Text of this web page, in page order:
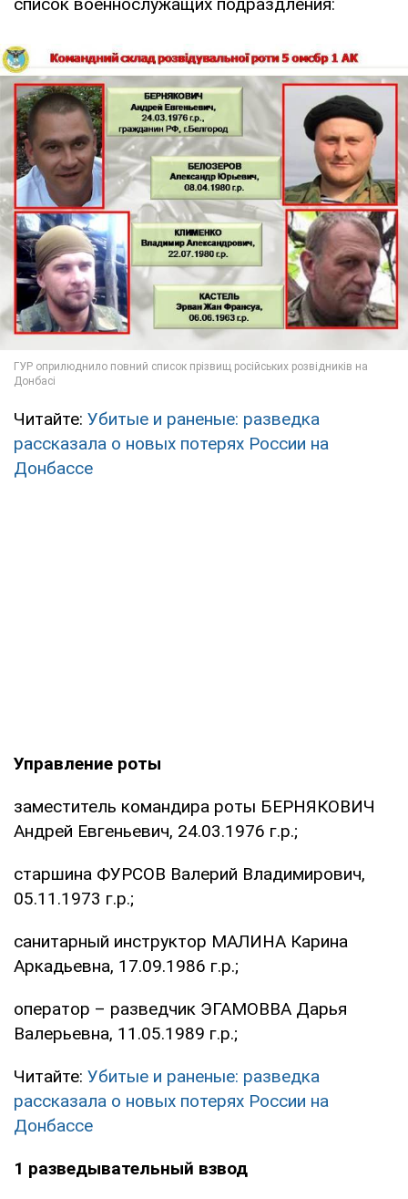
Читайте: Убитые и раненые: разведка
рассказала о новых потерях России на
Донбассе
Управление роты
заместитель командира роты БЕРНЯКОВИЧ
Андрей Евгеньевич, 24.03.1976 г.р.;
старшина ФУРСОВ Валерий Владимирович,
05.11.1973 г.р.;
санитарный инструктор МАЛИНА Карина
Аркадьевна, 17.09.1986 г.р.;
оператор – разведчик ЭГАМОВВА Дарья
Валерьевна, 11.05.1989 г.р.;
Читайте: Убитые и раненые: разведка
рассказала о новых потерях России на
Донбассе
1 разведывательный взвод